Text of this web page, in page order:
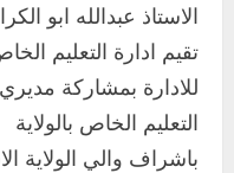
الاستاذ عبدالله ابو
تقيم ادارة التعليم
للادارة بمشاركة
التعليم الخاص بالولاية
باشراف والي الولاية